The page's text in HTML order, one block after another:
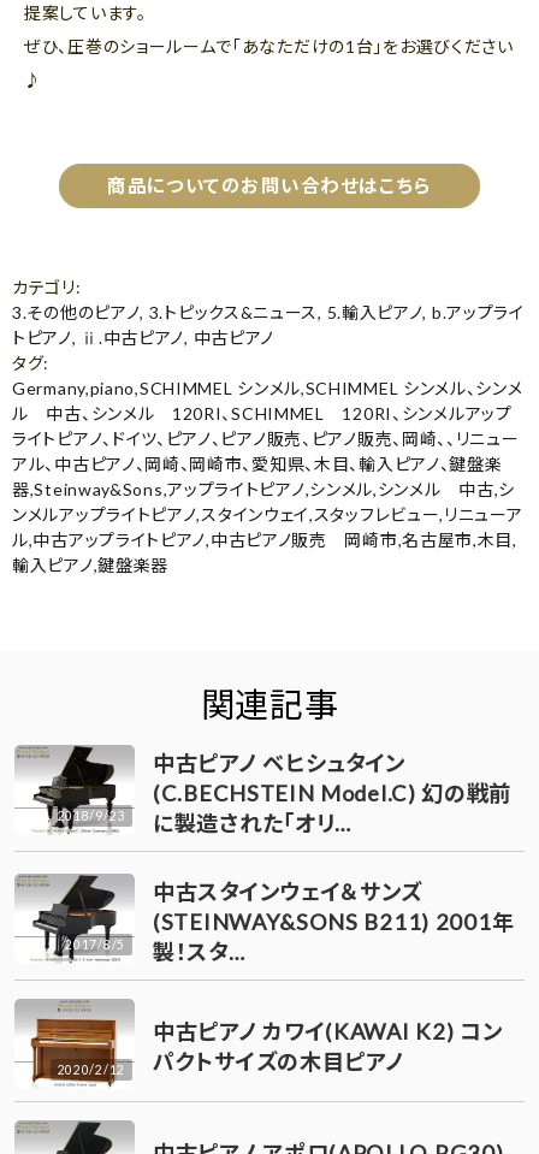
提案しています。
ぜひ、圧巻のショールームで「あなただけの1台」をお選びください
♪
商品についてのお問い合わせはこちら
カテゴリ:
3.その他のピアノ, 3.トピックス&ニュース, 5.輸入ピアノ, b.アップライ
トピアノ, ⅱ.中古ピアノ, 中古ピアノ
タグ:
Germany,piano,SCHIMMEL シンメル,SCHIMMEL シンメル、シンメ
ル 中古、シンメル 120RI、SCHIMMEL 120RI、シンメルアップ
ライトピアノ、ドイツ、ピアノ、ピアノ販売、ピアノ販売、岡崎、、リニュー
アル、中古ピアノ、岡崎、岡崎市、愛知県、木目、輸入ピアノ、鍵盤楽
器,Steinway&Sons,アップライトピアノ,シンメル,シンメル 中古,シ
ンメルアップライトピアノ,スタインウェイ,スタッフレビュー, リニューア
ル,中古アップライトピアノ,中古ピアノ販売 岡崎市,名古屋市,木目,
輸入ピアノ,鍵盤楽器
関連記事
2018/9/23
中古ピアノ ベヒシュタイン
(C.BECHSTEIN Model.C) 幻の戦前
に製造された「オリ…
2017/8/5
中古スタインウェイ＆サンズ
(STEINWAY&SONS B211) 2001年
製！スタ…
2020/2/12
中古ピアノ カワイ(KAWAI K2) コン
パクトサイズの木目ピアノ